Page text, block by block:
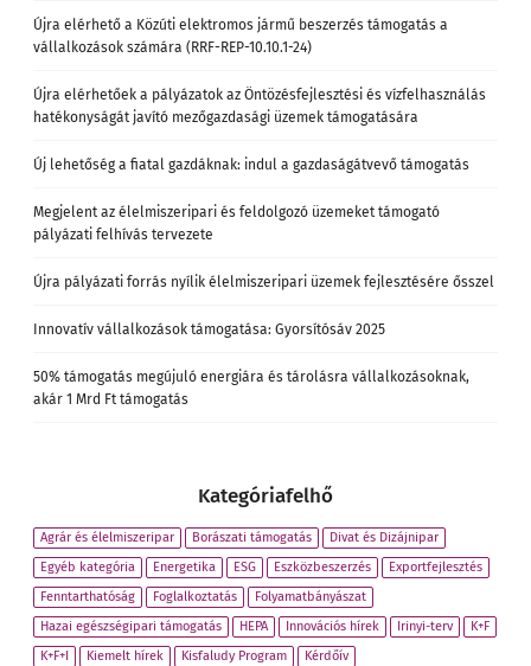
Újra elérhető a Közúti elektromos jármű beszerzés támogatás a
vállalkozások számára (RRF-REP-10.10.1-24)
Újra elérhetőek a pályázatok az Öntözésfejlesztési és vízfelhasználás
hatékonyságát javító mezőgazdasági üzemek támogatására
Új lehetőség a fiatal gazdáknak: indul a gazdaságátvevő támogatás
Megjelent az élelmiszeripari és feldolgozó üzemeket támogató
pályázati felhívás tervezete
Újra pályázati forrás nyílik élelmiszeripari üzemek fejlesztésére ősszel
Innovatív vállalkozások támogatása: Gyorsítósáv 2025
50% támogatás megújuló energiára és tárolásra vállalkozásoknak,
akár 1 Mrd Ft támogatás
Kategóriafelhő
Agrár és élelmiszeripar Borászati támogatás
Divat és Dizájnipar
Egyéb kategória
Energetika ESG Eszközbeszerzés
Exportfejlesztés
Fenntarthatóság
Foglalkoztatás
Folyamatbányászat
Hazai egészségipari támogatás
HEPA Innovációs hírek Irinyi-terv
K+F
K+F+I
Kiemelt hírek Kisfaludy Program
Kérdőív